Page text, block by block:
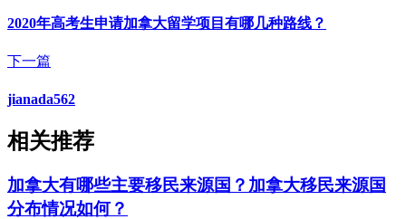
2020年高考生申请加拿大留学项目有哪几种路线？
下一篇
jianada562
相关推荐
加拿大有哪些主要移民来源国？加拿大移民来源国
分布情况如何？